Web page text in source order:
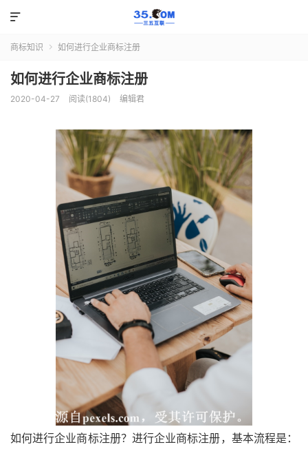

商标知识  如何进行企业商标注册
如何进行企业商标注册
2020-04-27 阅读(1804) 编辑君
如何进行企业商标注册？进行企业商标注册，基本流程是：